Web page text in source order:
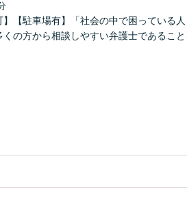
】【駐車場有】「社会の中で困っている
の方から相談しやすい弁護士であるこ